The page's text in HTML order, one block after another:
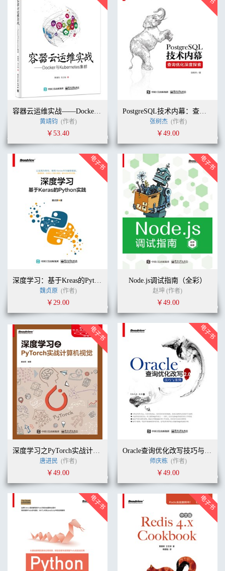
容器云运维实战——Docker与Kubernetes集群
黄靖钧 (作者)
￥53.40
PostgreSQL技术内幕：查询优化深度探索
张树杰 (作者)
￥49.00
深度学习：基于Kreas的Python实践
魏贞原 (作者)
￥29.00
Node.js调试指南（全彩）
赵坤 (作者)
￥49.00
深度学习之PyTorch实战计算机视觉
唐进民 (作者)
￥49.00
Oracle查询优化改写技巧与案例2.0
师庆栋 (作者)
￥49.00